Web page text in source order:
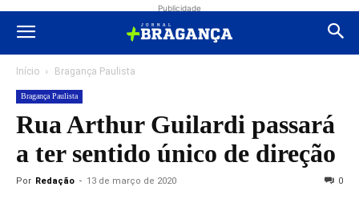
Publicidade
Início Bragança Paulista
Bragança Paulista
Rua Arthur Guilardi passará
a ter sentido único de direção
Por Redação - 13 de março de 2020 0